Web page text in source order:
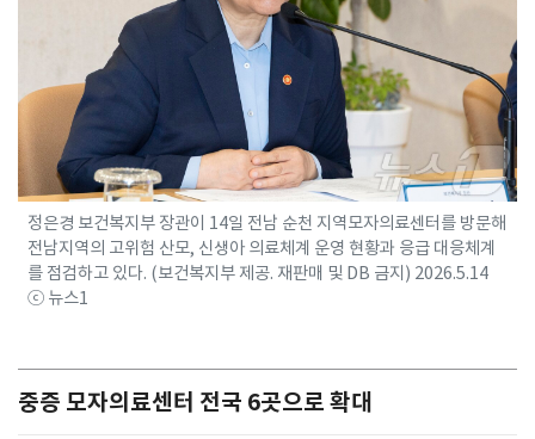
정은경 보건복지부 장관이 14일 전남 순천 지역모자의료센터를 방문해
전남지역의 고위험 산모, 신생아 의료체계 운영 현황과 응급 대응체계
를 점검하고 있다. (보건복지부 제공. 재판매 및 DB 금지) 2026.5.14
ⓒ 뉴스1
중증 모자의료센터 전국 6곳으로 확대